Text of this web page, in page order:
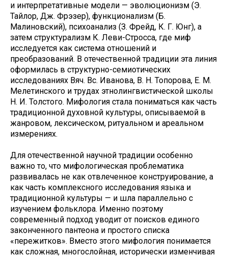
и интерпретативные модели — эволюционизм (Э.
Тайлор, Дж. Фрэзер), функционализм (Б.
Малиновский), психоанализ (З. Фрейд, К. Г. Юнг), а
затем структурализм К. Леви-Стросса, где миф
исследуется как система отношений и
преобразований. В отечественной традиции эта линия
оформилась в структурно-семиотических
исследованиях Вяч. Вс. Иванова, В. Н. Топорова, Е. М.
Мелетинского и трудах этнолингвистической школы
Н. И. Толстого. Мифология стала пониматься как часть
традиционной духовной культуры, описываемой в
жанровом, лексическом, ритуальном и ареальном
измерениях.
Для отечественной научной традиции особенно
важно то, что мифологическая проблематика
развивалась не как отвлеченное конструирование, а
как часть комплексного исследования языка и
традиционной культуры — и шла параллельно с
изучением фольклора. Именно поэтому
современный подход уводит от поисков единого
законченного пантеона и простого списка
«пережитков». Вместо этого мифология понимается
как сложная, многослойная, исторически изменчивая